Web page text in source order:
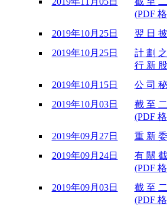
(PDF
2019年10月25日
翌 日
2019年10月25日
計 劃
行 新
2019年10月15日
公 司
2019年10月03日
截 至
(PDF
2019年09月27日
重 新
2019年09月24日
有 關
(PDF
2019年09月03日
截 至
(PDF